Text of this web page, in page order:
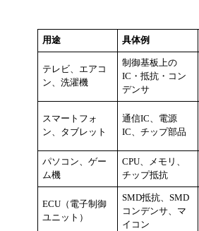
用途 具体例
テレビ、エアコ
ン、洗濯機
制御基板上の
IC・抵抗・コン
デンサ
スマートフォ
ン、タブレット
通信IC、電源
IC、チップ部品
パソコン、ゲー
ム機
CPU、メモリ、
チップ抵抗
ECU（電子制御
ユニット）
SMD抵抗、SMD
コンデンサ、マ
イコン